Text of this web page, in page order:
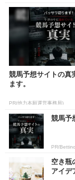
競馬予想サイトの真
ます。
PR(他力本願運営事務局)
競馬予
空き瓶
アイデ